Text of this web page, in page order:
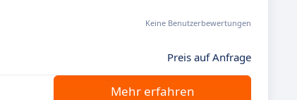
Keine Benutzerbewertungen
Preis auf Anfrage
Mehr erfahren